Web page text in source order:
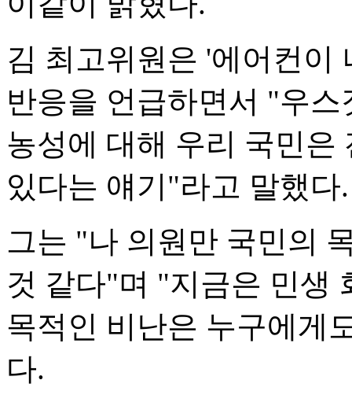
김 최고위원은 '에어컨이
반응을 언급하면서 "우
농성에 대해 우리 국민은
있다는 얘기"라고 말했다.
그는 "나 의원만 국민의
것 같다"며 "지금은 민생
목적인 비난은 누구에게
다.